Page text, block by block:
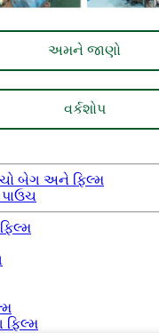
અમને જાણો
વર્કશોપ
બેગ અને ફિલ્મ
ફિલ્મ